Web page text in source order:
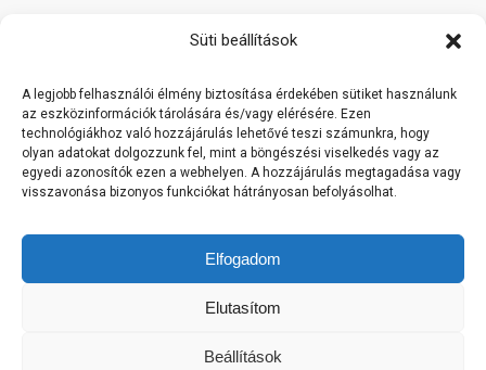
Süti beállítások
A legjobb felhasználói élmény biztosítása érdekében sütiket használunk
az eszközinformációk tárolására és/vagy elérésére. Ezen
technológiákhoz való hozzájárulás lehetővé teszi számunkra, hogy
olyan adatokat dolgozzunk fel, mint a böngészési viselkedés vagy az
egyedi azonosítók ezen a webhelyen. A hozzájárulás megtagadása vagy
visszavonása bizonyos funkciókat hátrányosan befolyásolhat.
Elfogadom
Elutasítom
Beállítások
Rólunk
Referenciák
Kapcsolat
Viszonteladóknak
Cookie Policy
other important news. It also got a modal window now! Click